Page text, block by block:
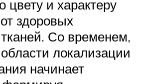
цвету и характеру
здоровых
Со временем,
локализации
начинает